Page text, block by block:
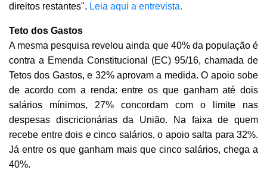
direitos restantes". Leia aqui a entrevista.
Teto dos Gastos
A mesma pesquisa revelou ainda que 40% da população é
contra a Emenda Constitucional (EC) 95/16, chamada de
Tetos dos Gastos, e 32% aprovam a medida. O apoio sobe
de acordo com a renda: entre os que ganham até dois
salários mínimos, 27% concordam com o limite nas
despesas discricionárias da União. Na faixa de quem
recebe entre dois e cinco salários, o apoio salta para 32%.
Já entre os que ganham mais que cinco salários, chega a
40%.